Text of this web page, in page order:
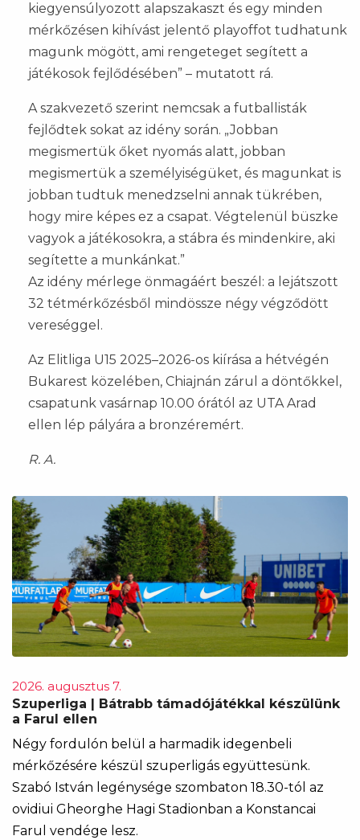
kiegyensúlyozott alapszakaszt és egy minden
mérkőzésen kihívást jelentő playoffot tudhatunk
magunk mögött, ami rengeteget segített a
játékosok fejlődésében” – mutatott rá.
A szakvezető szerint nemcsak a futballisták
fejlődtek sokat az idény során. „Jobban
megismertük őket nyomás alatt, jobban
megismertük a személyiségüket, és magunkat is
jobban tudtuk menedzselni annak tükrében,
hogy mire képes ez a csapat. Végtelenül büszke
vagyok a játékosokra, a stábra és mindenkire, aki
segítette a munkánkat.”
Az idény mérlege önmagáért beszél: a lejátszott
32 tétmérkőzésből mindössze négy végződött
vereséggel.
Az Elitliga U15 2025–2026-os kiírása a hétvégén
Bukarest közelében, Chiajnán zárul a döntőkkel,
csapatunk vasárnap 10.00 órától az UTA Arad
ellen lép pályára a bronzéremért.
R. A.
2026. augusztus 7.
Szuperliga | Bátrabb támadójátékkal készülünk
a Farul ellen
Négy fordulón belül a harmadik idegenbeli
mérkőzésére készül szuperligás együttesünk.
Szabó István legénysége szombaton 18.30-tól az
ovidiui Gheorghe Hagi Stadionban a Konstancai
Farul vendége lesz.